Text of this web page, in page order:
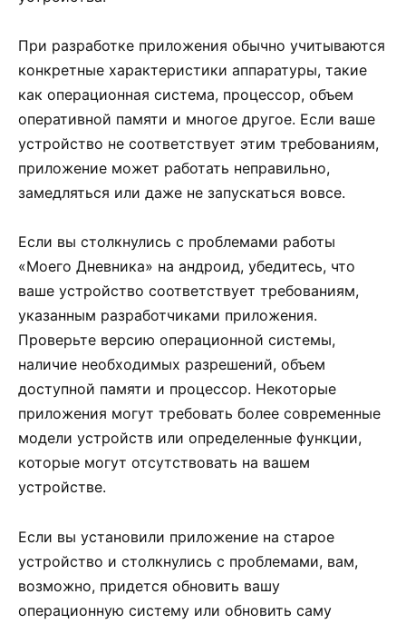
При разработке приложения обычно учитываются
конкретные характеристики аппаратуры, такие
как операционная система, процессор, объем
оперативной памяти и многое другое. Если ваше
устройство не соответствует этим требованиям,
приложение может работать неправильно,
замедляться или даже не запускаться вовсе.
Если вы столкнулись с проблемами работы
«Моего Дневника» на андроид, убедитесь, что
ваше устройство соответствует требованиям,
указанным разработчиками приложения.
Проверьте версию операционной системы,
наличие необходимых разрешений, объем
доступной памяти и процессор. Некоторые
приложения могут требовать более современные
модели устройств или определенные функции,
которые могут отсутствовать на вашем
устройстве.
Если вы установили приложение на старое
устройство и столкнулись с проблемами, вам,
возможно, придется обновить вашу
операционную систему или обновить саму